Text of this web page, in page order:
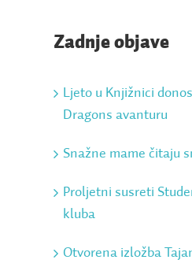
Zadnje objave
Ljeto u Knjižnici
Dragons avanturu
Snažne mame čitaju
Proljetni susreti
kluba
Otvorena izložba